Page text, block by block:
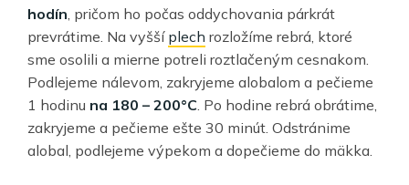
hodín , pričom ho počas oddychovania párkrát
prevrátime. Na vyšší plech rozložíme rebrá, ktoré
sme osolili a mierne potreli roztlačeným cesnakom.
Podlejeme nálevom, zakryjeme alobalom a pečieme
1 hodinu na 180 – 200°C . Po hodine rebrá obrátime,
zakryjeme a pečieme ešte 30 minút. Odstránime
alobal, podlejeme výpekom a dopečieme do mäkka.